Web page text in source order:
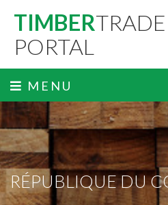
TIMBERTRADE
PORTAL
MENU
RÉPUBLIQUE DU